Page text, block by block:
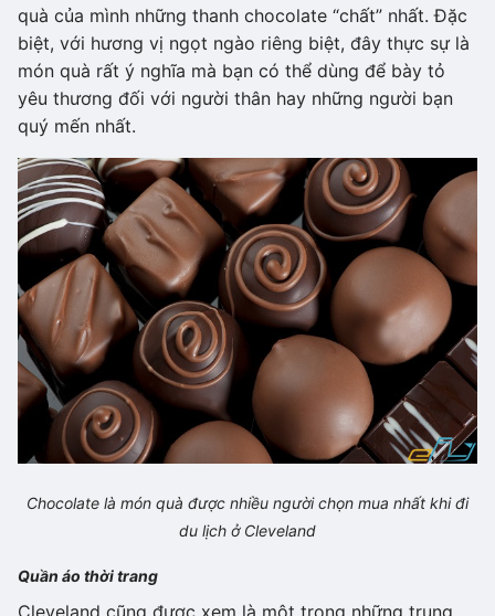
quà của mình những thanh chocolate “chất” nhất. Đặc
biệt, với hương vị ngọt ngào riêng biệt, đây thực sự là
món quà rất ý nghĩa mà bạn có thể dùng để bày tỏ
yêu thương đối với người thân hay những người bạn
quý mến nhất.
Chocolate là món quà được nhiều người chọn mua nhất khi đi
du lịch ở Cleveland
Quần áo thời trang
Cleveland cũng được xem là một trong những trung